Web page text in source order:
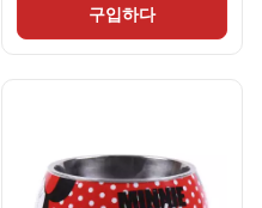
구입하다